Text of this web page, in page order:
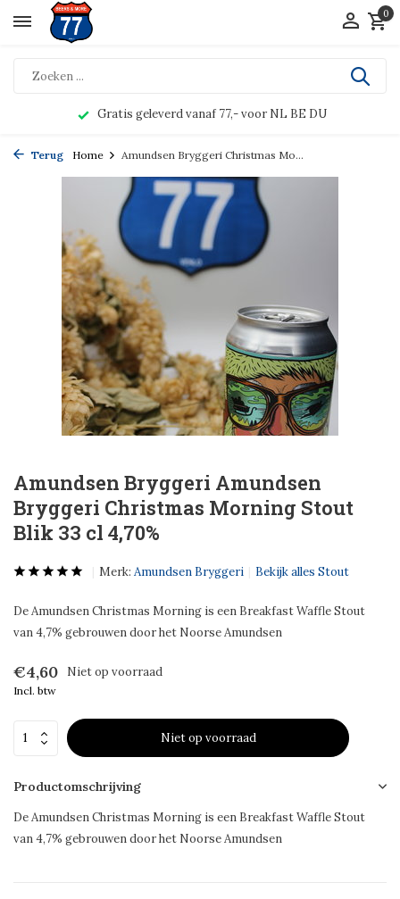
0
Gratis geleverd vanaf 77,- voor NL BE DU
Terug Home Amundsen Bryggeri Christmas Mo...
Amundsen Bryggeri Amundsen
Bryggeri Christmas Morning Stout
Blik 33 cl 4,70%
Merk: Amundsen Bryggeri Bekijk alles Stout
De Amundsen Christmas Morning is een Breakfast Waffle Stout
van 4,7% gebrouwen door het Noorse Amundsen
€4,60 Niet op voorraad
Incl. btw
Niet op voorraad
Productomschrijving
De Amundsen Christmas Morning is een Breakfast Waffle Stout
van 4,7% gebrouwen door het Noorse Amundsen